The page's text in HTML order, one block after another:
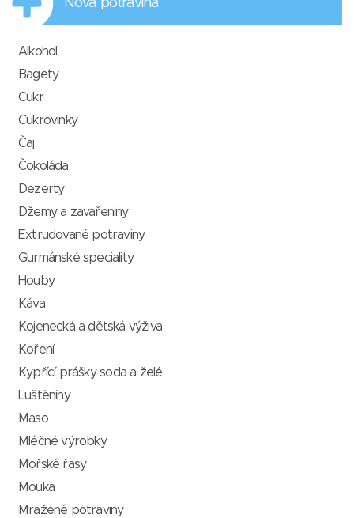
Nová potravina
Alkohol
Bagety
Cukr
Cukrovinky
Čaj
Čokoláda
Dezerty
Džemy a zavařeniny
Extrudované potraviny
Gurmánské speciality
Houby
Káva
Kojenecká a dětská výživa
Koření
Kypřící prášky, soda a želé
Luštěniny
Maso
Mléčné výrobky
Mořské řasy
Mouka
Mražené potraviny